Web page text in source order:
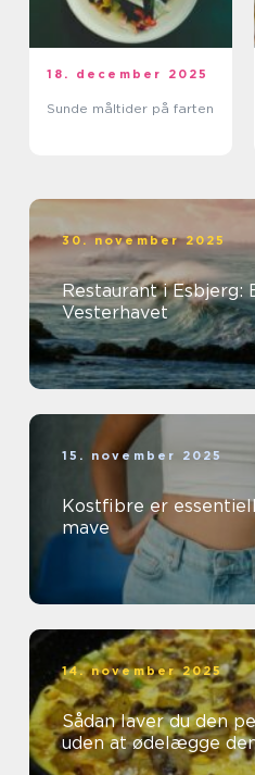
18. december 2025
Sunde måltider på farten
30. november 2025
Restaurant i Esbjerg:
Vesterhavet
15. november 2025
Kostfibre er
mave
14. november 2025
Sådan laver du den
uden at ødelægge